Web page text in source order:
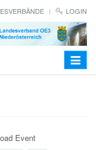
LOGIN
Toggle
Event